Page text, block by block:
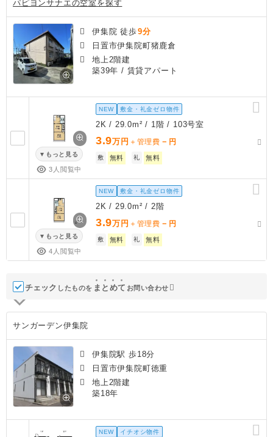
パピヨンサナエの空室を探す
伊集院 徒歩9分
日置市伊集院町猪鹿倉
地上2階建
築39年 / 賃貸アパート
もっと見る
3人閲覧中
NEW 敷金・礼金ゼロ物件
2K / 29.0m² / 1階 / 103号室
3.9万円 ＋管理費 － 円
敷 無料 礼 無料
もっと見る
4人閲覧中
NEW 敷金・礼金ゼロ物件
2K / 29.0m² / 2階
3.9万円 ＋管理費 － 円
敷 無料 礼 無料
チェック したものを ま と めて お問い合わせ
サンガーデン伊集院
伊集院駅 歩18分
日置市伊集院町徳重
地上2階建
築18年
NEW イチオシ物件